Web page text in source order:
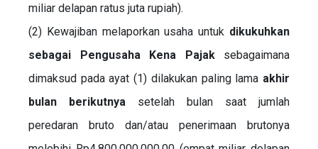
miliar delapan ratus juta rupiah).
(2) Kewajiban melaporkan usaha untuk dikukuhkan
sebagai Pengusaha Kena Pajaksebagaimana
dimaksud pada ayat (1) dilakukan paling lama akhir
bulan berikutnya setelah bulan saat jumlah
peredaran bruto dan/atau penerimaan brutonya